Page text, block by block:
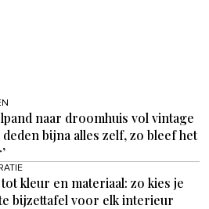
naar droomhuis vol vintage
deden bijna alles zelf, zo bleef het
kleur en materiaal: zo kies je
bijzettafel voor elk interieur